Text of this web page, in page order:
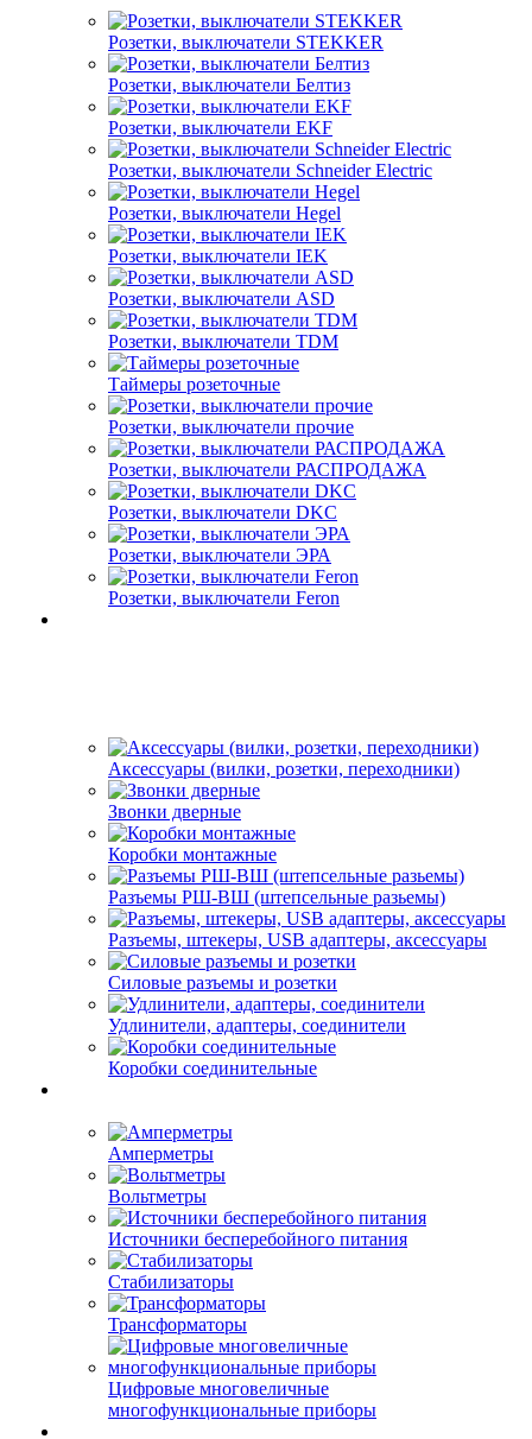
Розетки, выключатели STEKKER
Розетки, выключатели Белтиз
Розетки, выключатели EKF
Розетки, выключатели Schneider Electric
Розетки, выключатели Hegel
Розетки, выключатели IEK
Розетки, выключатели ASD
Розетки, выключатели TDM
Таймеры розеточные
Розетки, выключатели прочие
Розетки, выключатели РАСПРОДАЖА
Розетки, выключатели DKC
Розетки, выключатели ЭРА
Розетки, выключатели Feron
Аксессуары (вилки, розетки, переходники)
Звонки дверные
Коробки монтажные
Разъемы РШ-ВШ (штепсельные разьемы)
Разъемы, штекеры, USB адаптеры, аксессуары
Силовые разъемы и розетки
Удлинители, адаптеры, соединители
Коробки соединительные
Амперметры
Вольтметры
Источники бесперебойного питания
Стабилизаторы
Трансформаторы
Цифровые многовеличные
многофункциональные приборы